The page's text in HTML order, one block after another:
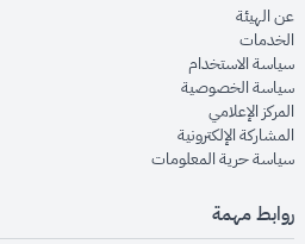
عن الهيئةopens in new window
الخدماتopens in new window
سياسة الاستخدام
سياسة الخصوصيةopens in new window
المركز الإعلاميopens in new window
المشاركة الإلكترونيةopens in new window
سياسة حرية المعلوماتopens in new window
روابط مهمة